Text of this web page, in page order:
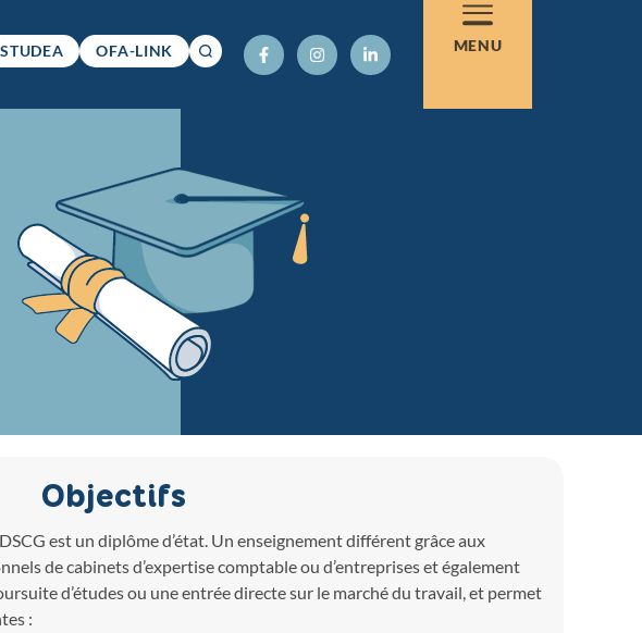
STUDEA OFA-LINK MENU
Objectifs
est un diplôme d’état. Un enseignement différent grâce aux
de cabinets d’expertise comptable ou d’entreprises et également
d’études ou une entrée directe sur le marché du travail, et permet
: